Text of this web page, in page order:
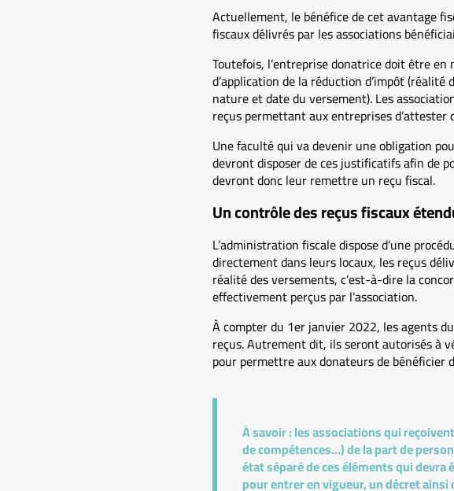
Actuellement, le bénéfice de cet avantage
fiscaux délivrés par les associations
Toutefois, l’entreprise donatrice doit être
d’application de la réduction d’impôt
nature et date du versement). Les
reçus permettant aux entreprises d’attester
Une faculté qui va devenir une obligation
devront disposer de ces justificatifs afin de
devront donc leur remettre un reçu fiscal.
Un contrôle des reçus fiscaux
L’administration fiscale dispose d’une
directement dans leurs locaux, les reçus
réalité des versements, c’est-à-dire la
effectivement perçus par l’association.
À compter du 1er janvier 2022, les agents
reçus. Autrement dit, ils seront autorisés à
pour permettre aux donateurs de bénéficier
À savoir :les associations qui
de compétences...) de la part de
état séparé de ces éléments qui devra
pour entrer en vigueur, un décret